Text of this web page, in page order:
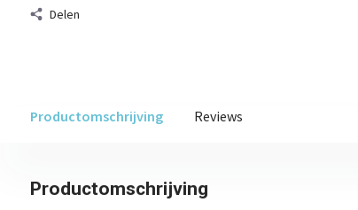
Delen
Productomschrijving Reviews
Productomschrijving